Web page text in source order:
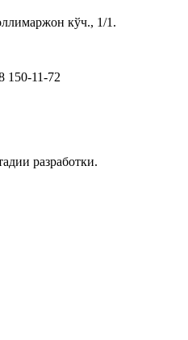
кўч., 1/1.
150-11-72
разработки.